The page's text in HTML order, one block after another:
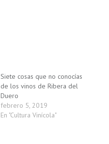
Siete cosas que no conocías
de los vinos de Ribera del
Duero
febrero 5, 2019
En "Cultura Vinícola"